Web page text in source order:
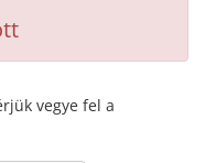
vegye fel a